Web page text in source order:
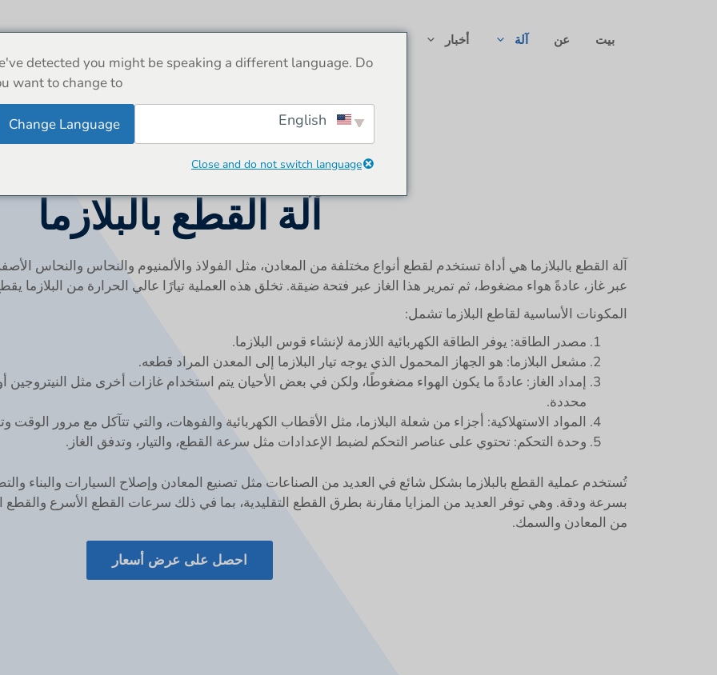
بيت عن آلة أخبار
DEUTSCH
РУССКИЙ
آلة القطع بالبلازما
آلة القطع بالبلازما هي أداة تستخدم لقطع أنواع مختلفة من المعادن، مثل الفولاذ والألمنيوم والنحاس والنحاس
عبر غاز، عادةً هواء مضغوط، ثم تمرير هذا الغاز عبر فتحة ضيقة. تخلق هذه العملية تيارًا عالي الحرارة من البلازما
المكونات الأساسية لقاطع البلازما تشمل:
مصدر الطاقة: يوفر الطاقة الكهربائية اللازمة لإنشاء قوس البلازما.
مشعل البلازما: هو الجهاز المحمول الذي يوجه تيار البلازما إلى المعدن المراد قطعه.
إمداد الغاز: عادةً ما يكون الهواء مضغوطًا، ولكن في بعض الأحيان يتم استخدام غازات أخرى مثل
محددة.
المواد الاستهلاكية: أجزاء من شعلة البلازما، مثل الأقطاب الكهربائية والفوهات، والتي تتآكل مع مرور
وحدة التحكم: تحتوي على عناصر التحكم لضبط الإعدادات مثل سرعة القطع، والتيار، وتدفق الغاز.
تُستخدم عملية القطع بالبلازما بشكل شائع في العديد من الصناعات مثل تصنيع المعادن وإصلاح السيارات والبناء
بسرعة ودقة. وهي توفر العديد من المزايا مقارنة بطرق القطع التقليدية، بما في ذلك سرعات القطع الأسرع
من المعادن والسمك.
احصل على عرض أسعار
detected you might be speaking a different language. Do
want to change to:
Change Language
Close and do not switch language